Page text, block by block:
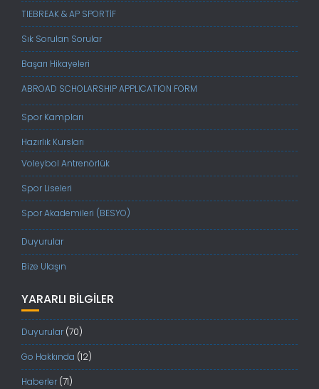
TIEBREAK & AP SPORTİF
Sık Sorulan Sorular
Başarı Hikayeleri
ABROAD SCHOLARSHIP APPLICATION FORM
Spor Kampları
Hazırlık Kursları
Voleybol Antrenörlük
Spor Liseleri
Spor Akademileri (BESYO)
Duyurular
Bize Ulaşın
YARARLI BILGILER
Duyurular (70)
Go Hakkında (12)
Haberler (71)